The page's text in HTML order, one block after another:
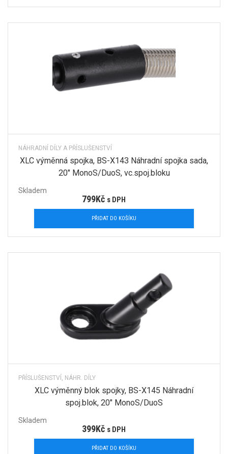
NÁHRADNÍ DÍLY A PŘÍSLUŠENSTVÍ
XLC výměnná spojka, BS-X143 Náhradní spojka sada,
20″ MonoS/DuoS, vc.spoj.bloku
799Kč s DPH
Skladem
PŘIDAT DO KOŠÍKU
PŘÍSLUŠENSTVÍ, NÁHR. DÍLY
XLC výměnný blok spojky, BS-X145 Náhradní
spoj.blok, 20″ MonoS/DuoS
399Kč s DPH
Skladem
PŘIDAT DO KOŠÍKU